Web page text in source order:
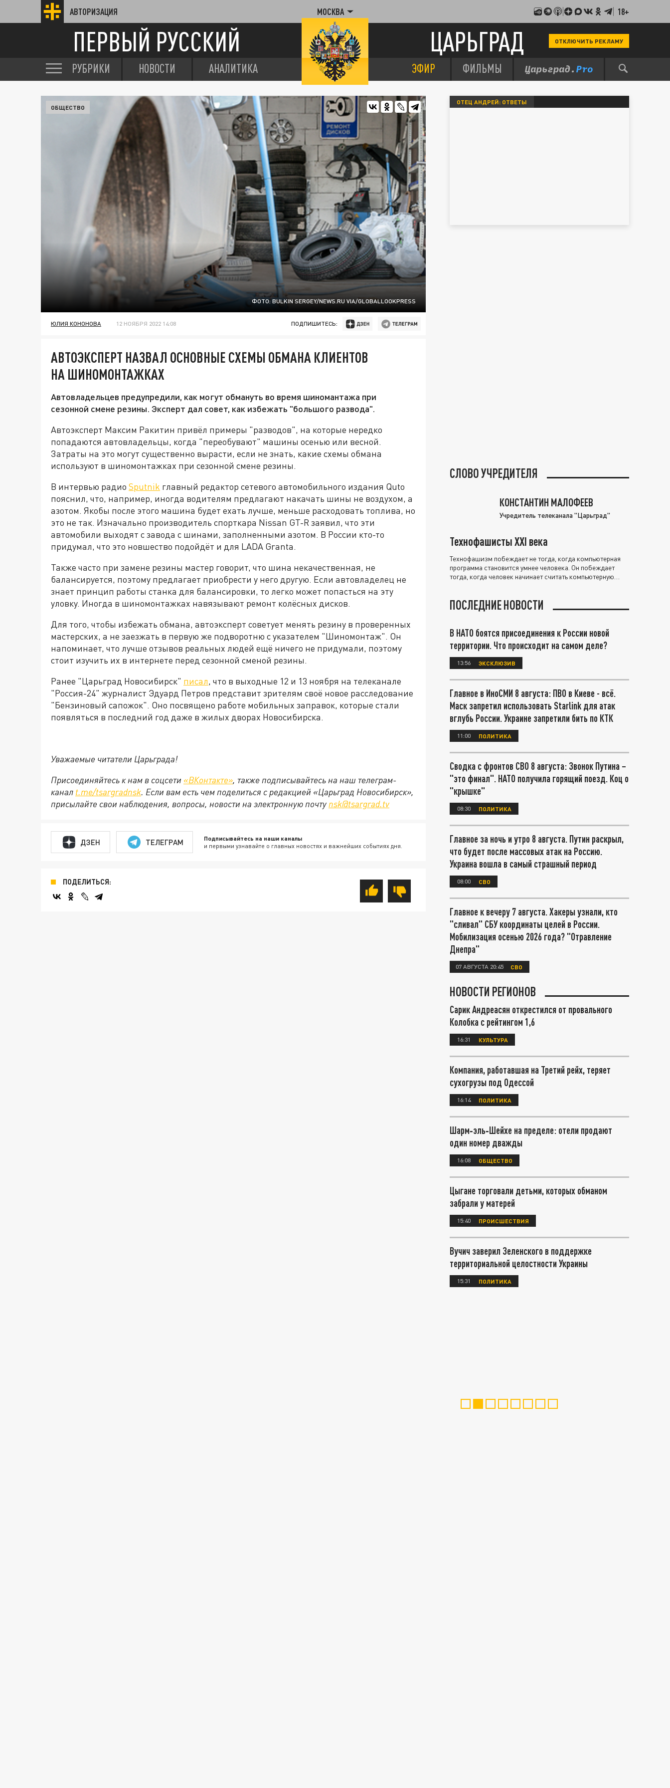
АВТОРИЗАЦИЯ МОСКВА 18+
ПЕРВЫЙ РУССКИЙ ЦАРЬГРАД ОТКЛЮЧИТЬ РЕКЛАМУ
РУБРИКИ НОВОСТИ АНАЛИТИКА ЭФИР ФИЛЬМЫ
ФОТО: BULKIN SERGEY/NEWS.RU VIA/GLOBALLOOKPRESS
ОБЩЕСТВО
ЮЛИЯ КОНОНОВА 12 НОЯБРЯ 2022 14:08 ПОДПИШИТЕСЬ:
АВТОЭКСПЕРТ НАЗВАЛ ОСНОВНЫЕ СХЕМЫ ОБМАНА КЛИЕНТОВ
НА ШИНОМОНТАЖКАХ
Автовладельцев предупредили, как могут обмануть во время шиномантажа при
сезонной смене резины. Эксперт дал совет, как избежать "большого развода".
Автоэксперт Максим Ракитин привёл примеры "разводов", на которые нередко
попадаются автовладельцы, когда "переобувают" машины осенью или весной.
Затраты на это могут существенно вырасти, если не знать, какие схемы обмана
используют в шиномонтажках при сезонной смене резины.
В интервью радио Sputnik главный редактор сетевого автомобильного издания Quto
пояснил, что, например, иногда водителям предлагают накачать шины не воздухом, а
азотом. Якобы после этого машина будет ехать лучше, меньше расходовать топлива, но
это не так. Изначально производитель спорткара Nissan GT-R заявил, что эти
автомобили выходят с завода с шинами, заполненными азотом. В России кто-то
придумал, что это новшество подойдёт и для LADA Granta.
Также часто при замене резины мастер говорит, что шина некачественная, не
балансируется, поэтому предлагает приобрести у него другую. Если автовладелец не
знает принцип работы станка для балансировки, то легко может попасться на эту
уловку. Иногда в шиномонтажках навязывают ремонт колёсных дисков.
Для того, чтобы избежать обмана, автоэксперт советует менять резину в проверенных
мастерских, а не заезжать в первую же подворотню с указателем "Шиномонтаж". Он
напоминает, что лучше отзывов реальных людей ещё ничего не придумали, поэтому
стоит изучить их в интернете перед сезонной сменой резины.
Ранее "Царьград Новосибирск" писал, что в выходные 12 и 13 ноября на телеканале
"Россия-24" журналист Эдуард Петров представит зрителям своё новое расследование
"Бензиновый сапожок". Оно посвящено работе мобильных заправок, которые стали
появляться в последний год даже в жилых дворах Новосибирска.
Уважаемые читатели Царьграда!
Присоединяйтесь к нам в соцсети «ВКонтакте», также подписывайтесь на наш телеграм-
канал t.me/tsargradnsk. Если вам есть чем поделиться с редакцией «Царьград Новосибирск»,
присылайте свои наблюдения, вопросы, новости на электронную почту nsk@tsargrad.tv
ДЗЕН ТЕЛЕГРАМ Подписывайтесь на наши каналы
и первыми узнавайте о главных новостях и важнейших событиях дня.
ПОДЕЛИТЬСЯ:
ОТЕЦ АНДРЕЙ: ОТВЕТЫ
СЛОВО УЧРЕДИТЕЛЯ
КОНСТАНТИН МАЛОФЕЕВ
Учредитель телеканала "Царьград"
Технофашисты XXI века
Технофашизм побеждает не тогда, когда компьютерная
программа становится умнее человека. Он побеждает
тогда, когда человек начинает считать компьютерную
ПОСЛЕДНИЕ НОВОСТИ
В НАТО боятся присоединения к России новой
территории. Что происходит на самом деле?
13:56 ЭКСКЛЮЗИВ
Главное в ИноСМИ 8 августа: ПВО в Киеве - всё.
Маск запретил использовать Starlink для атак
вглубь России. Украине запретили бить по КТК
11:00 ПОЛИТИКА
Сводка с фронтов СВО 8 августа: Звонок Путина –
"это финал". НАТО получила горящий поезд. Коц о
"крышке"
08:30 ПОЛИТИКА
Главное за ночь и утро 8 августа. Путин раскрыл,
что будет после массовых атак на Россию.
Украина вошла в самый страшный период
08:00 СВО
Главное к вечеру 7 августа. Хакеры узнали, кто
"сливал" СБУ координаты целей в России.
Мобилизация осенью 2026 года? "Отравление
Днепра"
07 АВГУСТА 20:45 СВО
НОВОСТИ РЕГИОНОВ
Сарик Андреасян открестился от провального
Колобка с рейтингом 1,6
16:31 КУЛЬТУРА
Компания, работавшая на Третий рейх, теряет
сухогрузы под Одессой
16:14 ПОЛИТИКА
Шарм‑эль‑Шейхе на пределе: отели продают
один номер дважды
16:08 ОБЩЕСТВО
Цыгане торговали детьми, которых обманом
забрали у матерей
15:40 ПРОИСШЕСТВИЯ
Вучич заверил Зеленского в поддержке
территориальной целостности Украины
15:31 ПОЛИТИКА